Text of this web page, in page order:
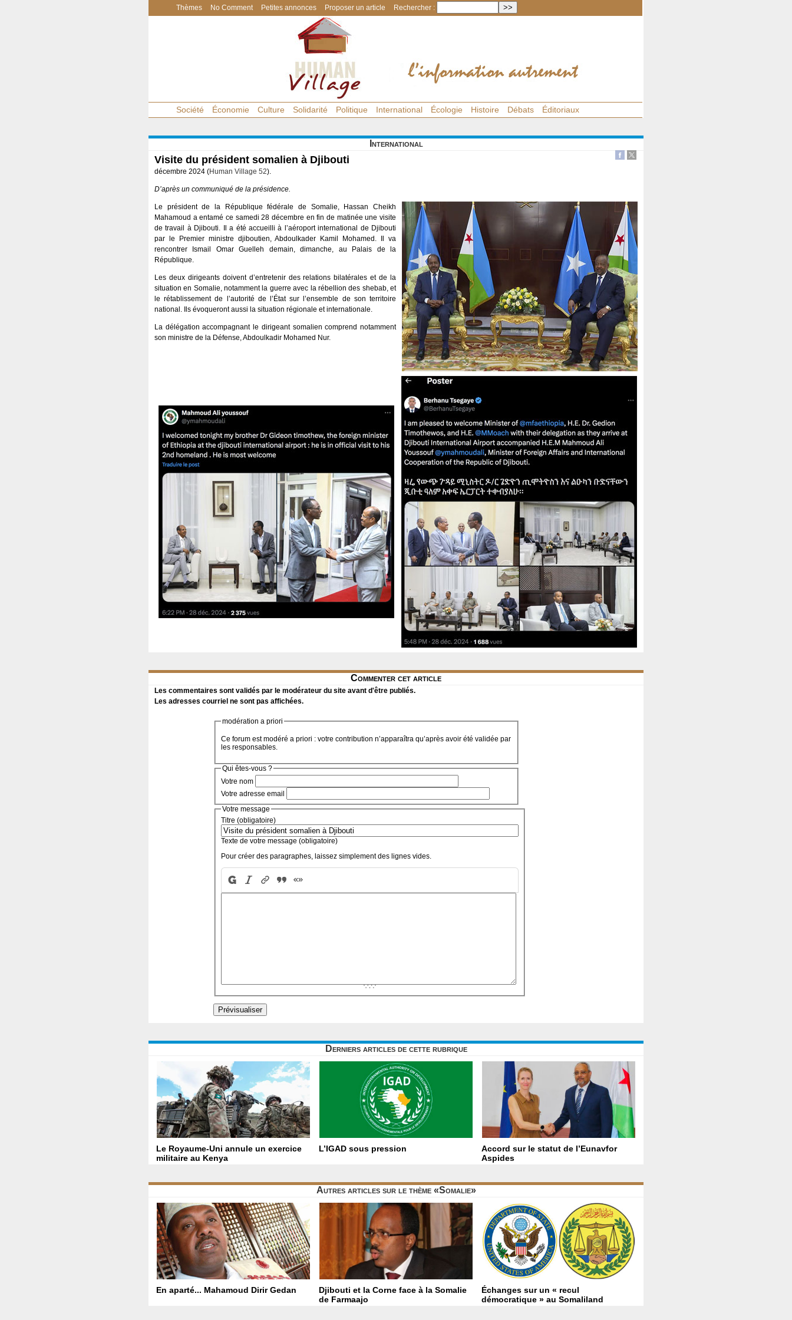
Thèmes No Comment Petites annonces Proposer un article Rechercher :
Société Économie Culture Solidarité Politique International Écologie Histoire Débats Éditoriaux
International
Visite du président somalien à Djibouti
décembre 2024 (Human Village 52).
D’après un communiqué de la présidence.
Le président de la République fédérale de Somalie, Hassan Cheikh
Mahamoud a entamé ce samedi 28 décembre en fin de matinée une visite
de travail à Djibouti. Il a été accueilli à l’aéroport international de Djibouti
par le Premier ministre djiboutien, Abdoulkader Kamil Mohamed. Il va
rencontrer Ismail Omar Guelleh demain, dimanche, au Palais de la
République.
Les deux dirigeants doivent d’entretenir des relations bilatérales et de la
situation en Somalie, notamment la guerre avec la rébellion des shebab, et
le rétablissement de l’autorité de l’État sur l’ensemble de son territoire
national. Ils évoqueront aussi la situation régionale et internationale.
La délégation accompagnant le dirigeant somalien comprend notamment
son ministre de la Défense, Abdoulkadir Mohamed Nur.
Commenter cet article
Les commentaires sont validés par le modérateur du site avant d'être publiés.
Les adresses courriel ne sont pas affichées.
modération a priori
Ce forum est modéré a priori : votre contribution n’apparaîtra qu’après avoir été validée par
les responsables.
Qui êtes-vous ?
Votre nom
Votre adresse email
Votre message
Titre (obligatoire)
Texte de votre message (obligatoire)
Pour créer des paragraphes, laissez simplement des lignes vides.
Derniers articles de cette rubrique
Le Royaume-Uni annule un exercice
militaire au Kenya
L’IGAD sous pression
Accord sur le statut de l’Eunavfor
Aspides
Autres articles sur le thème «Somalie»
En aparté... Mahamoud Dirir Gedan
Djibouti et la Corne face à la Somalie
de Farmaajo
Échanges sur un « recul
démocratique » au Somaliland